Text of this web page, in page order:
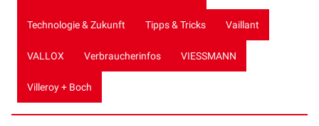
Technologie & Zukunft Tipps & Tricks Vaillant
VALLOX Verbraucherinfos VIESSMANN
Villeroy + Boch